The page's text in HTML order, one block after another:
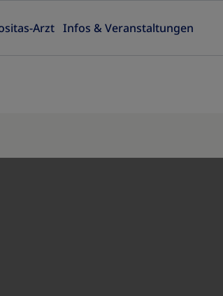
Arzt Infos & Veranstaltungen